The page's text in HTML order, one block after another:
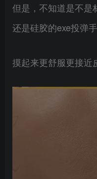
但是，不知道是不是
还是硅胶的exe投弹手
摸起来更舒服更接近